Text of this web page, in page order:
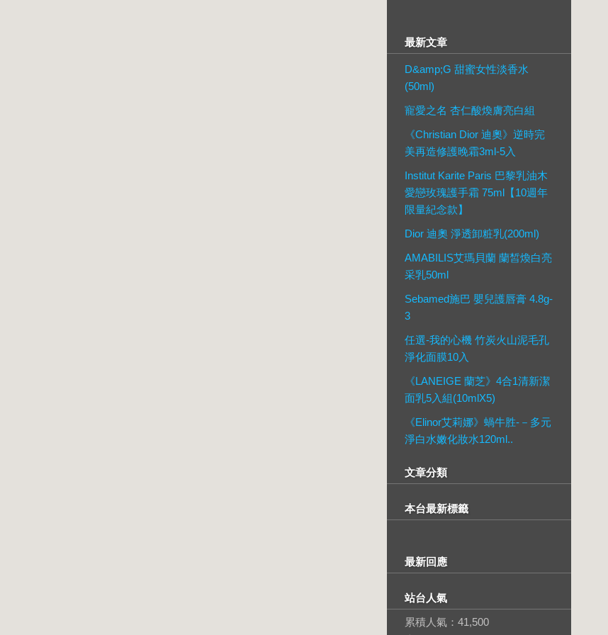
最新文章
D&amp;G 甜蜜女性淡香水
(50ml)
寵愛之名 杏仁酸煥膚亮白組
《Christian Dior 迪奧》逆時完
美再造修護晚霜3ml-5入
Institut Karite Paris 巴黎乳油木
愛戀玫瑰護手霜 75ml【10週年
限量紀念款】
Dior 迪奧 淨透卸粧乳(200ml)
AMABILIS艾瑪貝蘭 蘭皙煥白亮
采乳50ml
Sebamed施巴 嬰兒護唇膏 4.8g-
3
任選-我的心機 竹炭火山泥毛孔
淨化面膜10入
《LANEIGE 蘭芝》4合1清新潔
面乳5入組(10mlX5)
《Elinor艾莉娜》蝸牛胜-－多元
淨白水嫩化妝水120ml..
文章分類
本台最新標籤
最新回應
站台人氣
累積人氣： 41,500